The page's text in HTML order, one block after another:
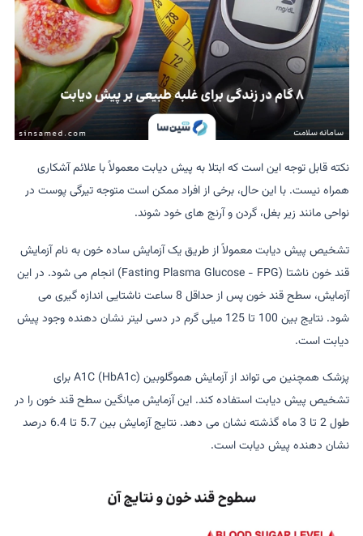
نکته قابل توجه این است که ابتلا به پیش دیابت معمولاً با علائم آشکاری
همراه نیست. با این حال، برخی از افراد ممکن است متوجه تیرگی پوست در
نواحی مانند زیر بغل، گردن و آرنج های خود شوند.
تشخیص پیش دیابت معمولاً از طریق یک آزمایش ساده خون به نام آزمایش
قند خون ناشتا (Fasting Plasma Glucose - FPG) انجام می شود. در این
آزمایش، سطح قند خون پس از حداقل 8 ساعت ناشتایی اندازه گیری می
شود. نتایج بین 100 تا 125 میلی گرم در دسی لیتر نشان دهنده وجود پیش
دیابت است.
پزشک همچنین می تواند از آزمایش هموگلوبین A1C (HbA1c) برای
تشخیص پیش دیابت استفاده کند. این آزمایش میانگین سطح قند خون را در
طول 2 تا 3 ماه گذشته نشان می دهد. نتایج آزمایش بین 5.7 تا 6.4 درصد
نشان دهنده پیش دیابت است.